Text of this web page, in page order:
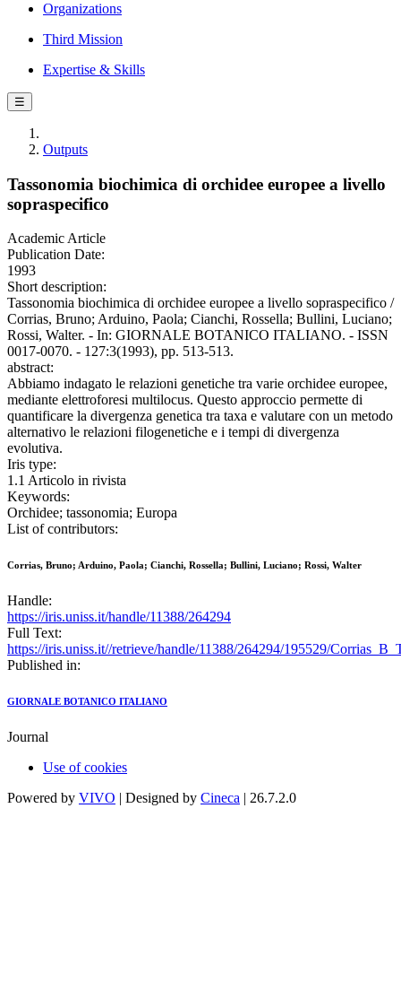
Organizations
Third Mission
Expertise & Skills
☰
Outputs
Tassonomia biochimica di orchidee europee a livello
sopraspecifico
Academic Article
Publication Date:
1993
Short description:
Tassonomia biochimica di orchidee europee a livello sopraspecifico /
Corrias, Bruno; Arduino, Paola; Cianchi, Rossella; Bullini, Luciano;
Rossi, Walter. - In: GIORNALE BOTANICO ITALIANO. - ISSN
0017-0070. - 127:3(1993), pp. 513-513.
abstract:
Abbiamo indagato le relazioni genetiche tra varie orchidee europee,
mediante elettroforesi multilocus. Questo approccio permette di
quantificare la divergenza genetica tra taxa e valutare con un metodo
alternativo le relazioni filogenetiche e i tempi di divergenza
evolutiva.
Iris type:
1.1 Articolo in rivista
Keywords:
Orchidee; tassonomia; Europa
List of contributors:
Corrias, Bruno; Arduino, Paola; Cianchi, Rossella; Bullini, Luciano; Rossi, Walter
Handle:
https://iris.uniss.it/handle/11388/264294
Full Text:
https://iris.uniss.it//retrieve/handle/11388/264294/195529/
Published in:
GIORNALE BOTANICO ITALIANO
Journal
Use of cookies
Powered by VIVO | Designed by Cineca | 26.7.2.0